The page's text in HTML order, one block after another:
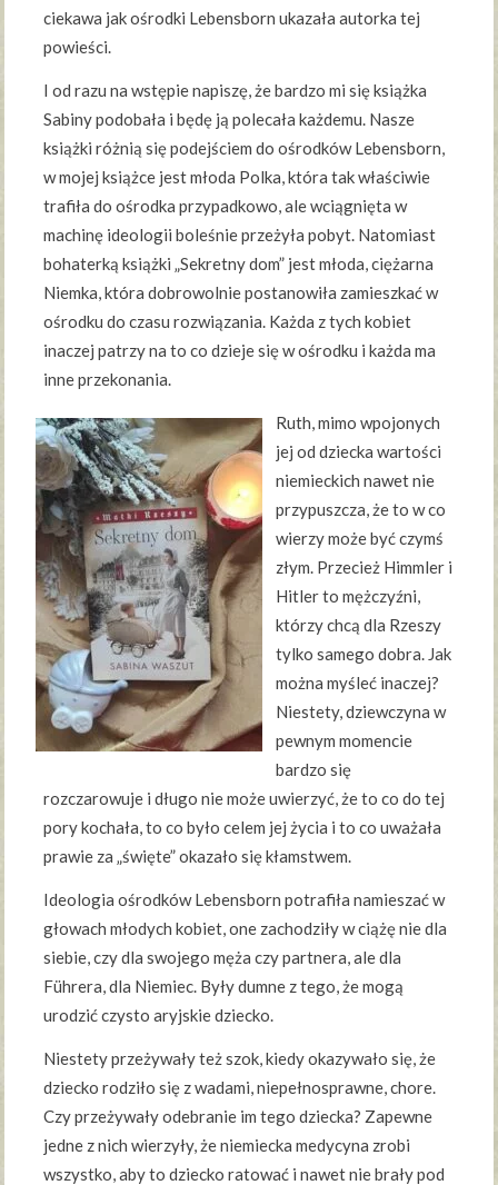
ciekawa jak ośrodki Lebensborn ukazała autorka tej
powieści.
I od razu na wstępie napiszę, że bardzo mi się książka
Sabiny podobała i będę ją polecała każdemu. Nasze
książki różnią się podejściem do ośrodków Lebensborn,
w mojej książce jest młoda Polka, która tak właściwie
trafiła do ośrodka przypadkowo, ale wciągnięta w
machinę ideologii boleśnie przeżyła pobyt. Natomiast
bohaterką książki „Sekretny dom” jest młoda, ciężarna
Niemka, która dobrowolnie postanowiła zamieszkać w
ośrodku do czasu rozwiązania. Każda z tych kobiet
inaczej patrzy na to co dzieje się w ośrodku i każda ma
inne przekonania.
Ruth, mimo wpojonych
jej od dziecka wartości
niemieckich nawet nie
przypuszcza, że to w co
wierzy może być czymś
złym. Przecież Himmler i
Hitler to mężczyźni,
którzy chcą dla Rzeszy
tylko samego dobra. Jak
można myśleć inaczej?
Niestety, dziewczyna w
pewnym momencie
bardzo się
rozczarowuje i długo nie może uwierzyć, że to co do tej
pory kochała, to co było celem jej życia i to co uważała
prawie za „święte” okazało się kłamstwem.
Ideologia ośrodków Lebensborn potrafiła namieszać w
głowach młodych kobiet, one zachodziły w ciążę nie dla
siebie, czy dla swojego męża czy partnera, ale dla
Führera, dla Niemiec. Były dumne z tego, że mogą
urodzić czysto aryjskie dziecko.
Niestety przeżywały też szok, kiedy okazywało się, że
dziecko rodziło się z wadami, niepełnosprawne, chore.
Czy przeżywały odebranie im tego dziecka? Zapewne
jedne z nich wierzyły, że niemiecka medycyna zrobi
wszystko, aby to dziecko ratować i nawet nie brały pod